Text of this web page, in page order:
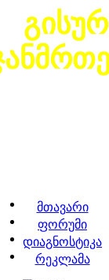
მთავარი
ფორუმი
დიაგნოსტიკა
რეკლამა